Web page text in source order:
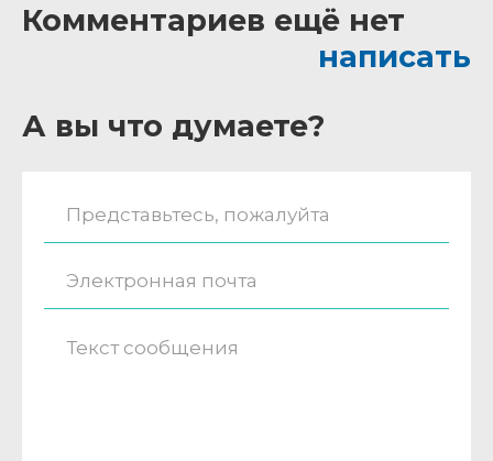
Комментариев ещё нет
написать
А вы что думаете?